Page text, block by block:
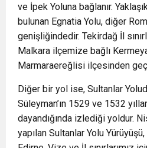
ve İpek Yoluna bağlanır.
bulunan Egnatia Yolu, diğer
genişliğindedir. Tekirdağ İl
Malkara ilçemize bağlı
Marmaraereğlisi ilçesinden
Diğer bir yol ise, Sultanlar
Süleyman’ın 1529 ve 1532
dayandığında izlediği yoldur.
yapılan Sultanlar Yolu